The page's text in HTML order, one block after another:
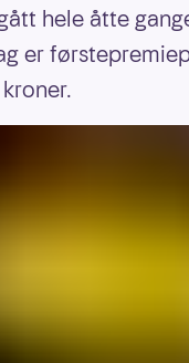
hele åtte
er